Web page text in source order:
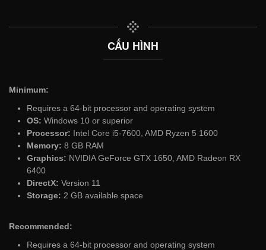
CẤU HÌNH
Minimum:
Requires a 64-bit processor and operating system
OS: Windows 10 or superior
Processor: Intel Core i5-7600, AMD Ryzen 5 1600
Memory: 8 GB RAM
Graphics: NVIDIA GeForce GTX 1650, AMD Radeon RX
6400
DirectX: Version 11
Storage: 2 GB available space
Recommended:
Requires a 64-bit processor and operating system